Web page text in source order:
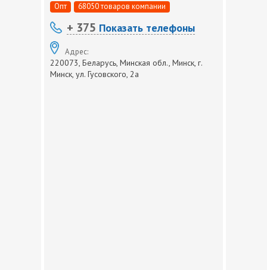
Опт 68050 товаров компании
+ 375 Показать телефоны
Адрес:
220073, Беларусь, Минская обл., Минск, г.
Минск, ул. Гусовского, 2а